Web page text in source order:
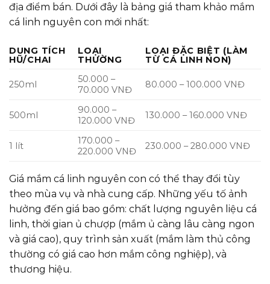
địa điểm bán. Dưới đây là bảng giá tham khảo mắm
cá linh nguyên con mới nhất:
DUNG TÍCH
HŨ/CHAI
LOẠI
THƯỜNG
LOẠI ĐẶC BIỆT (LÀM
TỪ CÁ LINH NON)
250ml
50.000 –
70.000 VNĐ
80.000 – 100.000 VNĐ
500ml
90.000 –
120.000 VNĐ
130.000 – 160.000 VNĐ
1 lít
170.000 –
220.000 VNĐ
230.000 – 280.000 VNĐ
Giá mắm cá linh nguyên con có thể thay đổi tùy
theo mùa vụ và nhà cung cấp. Những yếu tố ảnh
hưởng đến giá bao gồm: chất lượng nguyên liệu cá
linh, thời gian ủ chượp (mắm ủ càng lâu càng ngon
và giá cao), quy trình sản xuất (mắm làm thủ công
thường có giá cao hơn mắm công nghiệp), và
thương hiệu.